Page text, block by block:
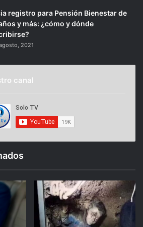
registro para Pensión Bienestar de
y más: ¿cómo y dónde
2021
canal